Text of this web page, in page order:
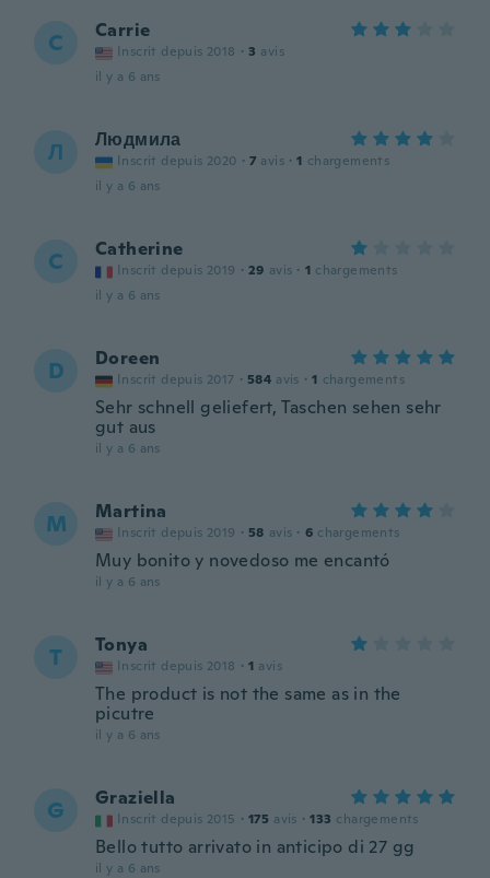
C Carrie
Inscrit depuis 2018 · 3 avis
il y a 6 ans
Л Людмила
Inscrit depuis 2020 · 7 avis · 1 chargements
il y a 6 ans
C Catherine
Inscrit depuis 2019 · 29 avis · 1 chargements
il y a 6 ans
D Doreen
Inscrit depuis 2017 · 584 avis · 1 chargements
Sehr schnell geliefert, Taschen sehen sehr
gut aus
il y a 6 ans
M Martina
Inscrit depuis 2019 · 58 avis · 6 chargements
Muy bonito y novedoso me encantó
il y a 6 ans
T Tonya
Inscrit depuis 2018 · 1 avis
The product is not the same as in the
picutre
il y a 6 ans
G Graziella
Inscrit depuis 2015 · 175 avis · 133 chargements
Bello tutto arrivato in anticipo di 27 gg
il y a 6 ans